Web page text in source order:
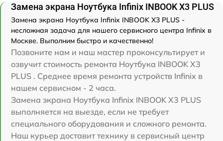
Замена экрана Ноутбука Infinix INBOOK X3 PLUS
Замена экрана Ноутбука Infinix INBOOK X3 PLUS -
несложная задача для нашего сервисного центра Infinix в
Москве. Выполним быстро и качественно!
Позвоните нам и наш мастер проконсультирует и
озвучит стоимость ремонта Ноутбука INBOOK X3
PLUS . Среднее время ремонта устройств Infinix в
нашем сервисном - 2 часа.
Замена экрана Ноутбука Infinix INBOOK X3 PLUS
выполняется на выезде, если не требует
специального оборудования и сложного ремонта.
Наш курьер доставит технику в сервисный центр